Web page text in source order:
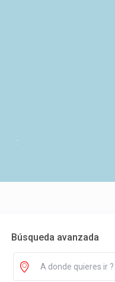
Búsqueda avanzada